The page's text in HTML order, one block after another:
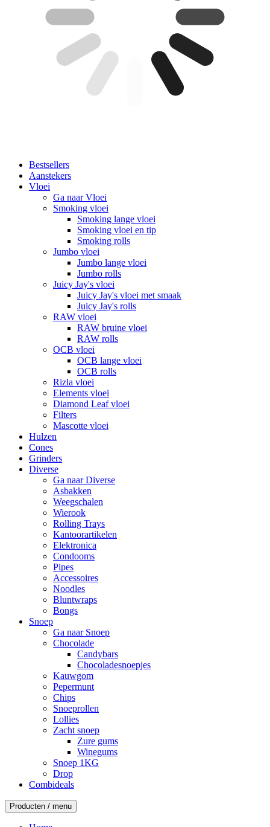
Bestsellers
Aanstekers
Vloei
Ga naar Vloei
Smoking vloei
Smoking lange vloei
Smoking vloei en tip
Smoking rolls
Jumbo vloei
Jumbo lange vloei
Jumbo rolls
Juicy Jay's vloei
Juicy Jay's vloei met smaak
Juicy Jay's rolls
RAW vloei
RAW bruine vloei
RAW rolls
OCB vloei
OCB lange vloei
OCB rolls
Rizla vloei
Elements vloei
Diamond Leaf vloei
Filters
Mascotte vloei
Hulzen
Cones
Grinders
Diverse
Ga naar Diverse
Asbakken
Weegschalen
Wierook
Rolling Trays
Kantoorartikelen
Elektronica
Condooms
Pipes
Accessoires
Noodles
Bluntwraps
Bongs
Snoep
Ga naar Snoep
Chocolade
Candybars
Chocoladesnoepjes
Kauwgom
Pepermunt
Chips
Snoeprollen
Lollies
Zacht snoep
Zure gums
Winegums
Snoep 1KG
Drop
Combideals
Producten / menu